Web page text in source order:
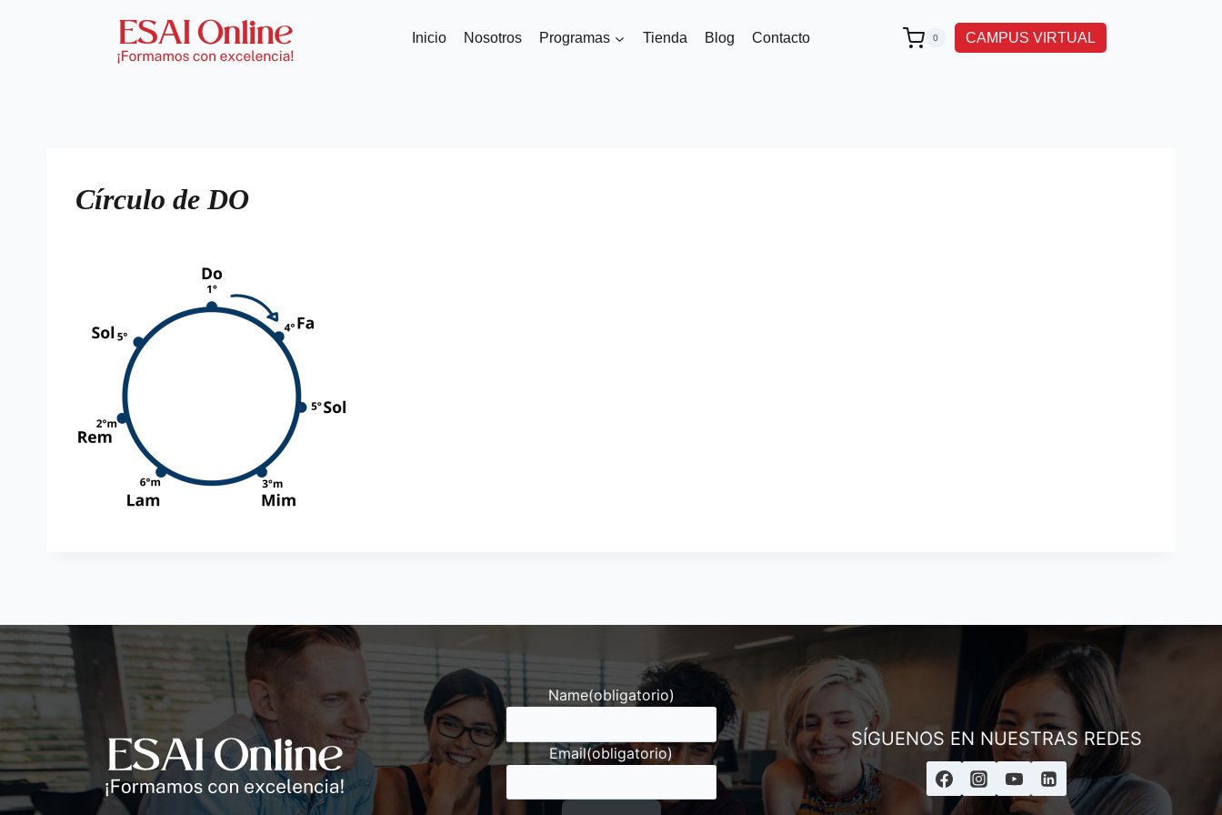
Inicio Nosotros Programas Tienda Blog Contacto 0 CAMPUS VIRTUAL
Círculo de DO
Name(obligatorio)
Email(obligatorio)
SÍGUENOS EN NUESTRAS REDES